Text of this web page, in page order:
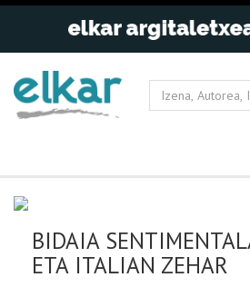
BIDAIA
ETA ITALIAN ZEHAR